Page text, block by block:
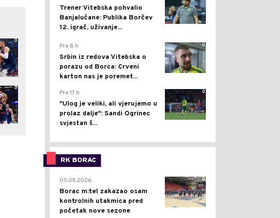
0
0
Trener Vitebska pohvalio
Banjalučane: Publika Borčev
12. igrač, uživanje...
0
Pre 8 h
Srbin iz redova Vitebska o
porazu od Borca: Crveni
karton nas je poremet...
0
Pre 17 h
"Ulog je veliki, ali vjerujemo u
prolaz dalje": Sandi Ogrinec
svjestan š...
RK BORAC
0
05.08.2026.
Borac m:tel zakazao osam
kontrolnih utakmica pred
početak nove sezone